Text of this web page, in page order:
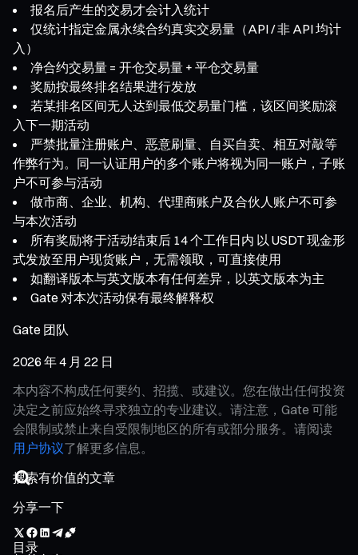
报名后产生的交易才会计入统计
仅统计指定金属永续合约真实交易量（API / 非 API 均计
入）
净合约交易量 = 开仓交易量 + 平仓交易量
奖励按最终排名结果进行发放
若某排名区间无人达到最低交易量门槛，该区间奖励滚
入下一期活动
严禁批量注册账户、恶意刷量、自买自卖、相互对敲等
作弊行为。同一认证用户的多个账户将视为同一账户，子账
户不可参与活动
做市商、企业、机构、代理商账户及合伙人账户不可参
与本次活动
所有奖励将于活动结束后 14 个工作日内 以 USDT 现金形
式发放至用户现货账户，无需领取，可直接使用
如翻译版本与英文版本有任何差异，以英文版本为主
Gate 对本次活动保有最终解释权
Gate 团队
2026 年 4 月 22 日
本内容不构成任何要约、招揽、或建议。您在做出任何投资
决定之前应始终寻求独立的专业建议。请注意，Gate 可能
会限制或禁止来自受限制地区的所有或部分服务。请阅读
用户协议了解更多信息。
分享一下
目录